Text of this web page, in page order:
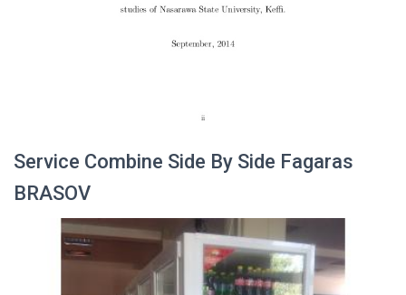
Service Combine Side By Side Fagaras
BRASOV